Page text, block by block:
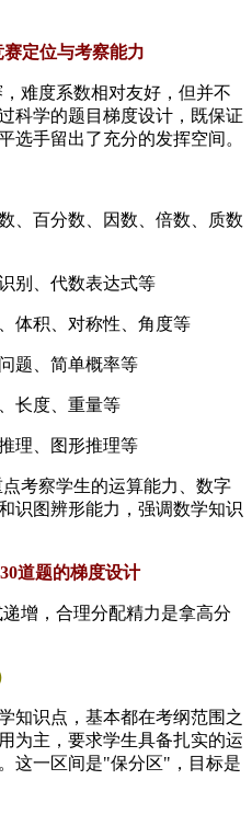
定位与考察能力
难度系数相对友好，但并不
科学的题目梯度设计，既保证
选手留出了充分的发挥空间。
、百分数、因数、倍数、质数
别、代数表达式等
体积、对称性、角度等
题、简单概率等
长度、重量等
理、图形推理等
考察学生的运算能力、数字
识图辨形能力，强调数学知识
道题的梯度设计
增，合理分配精力是拿高分
知识点，基本都在考纲范围之
为主，要求学生具备扎实的运
这一区间是"保分区"，目标是